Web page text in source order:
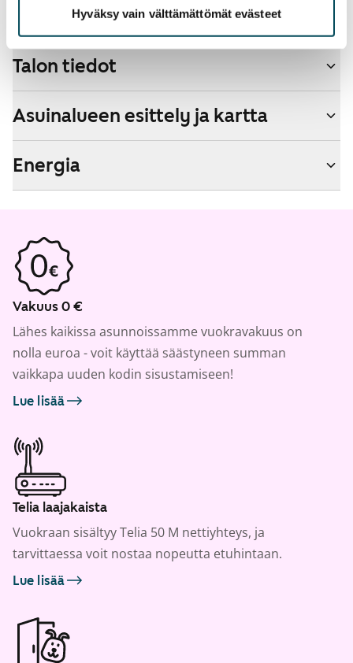
Hyväksy vain välttämättömät evästeet
Talon tiedot
Asuinalueen esittely ja kartta
Energia
Vakuus 0 €
Lähes kaikissa asunnoissamme vuokravakuus on
nolla euroa - voit käyttää säästyneen summan
vaikkapa uuden kodin sisustamiseen!
Lue lisää
Telia laajakaista
Vuokraan sisältyy Telia 50 M nettiyhteys, ja
tarvittaessa voit nostaa nopeutta etuhintaan.
Lue lisää